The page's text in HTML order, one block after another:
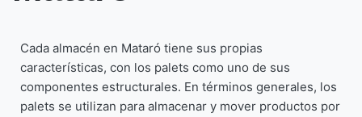
Cada almacén en Mataró tiene sus propias
características, con los palets como uno de sus
componentes estructurales. En términos generales, los
palets se utilizan para almacenar y mover productos por